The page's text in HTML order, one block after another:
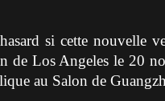
si cette nouvelle
de Los Angeles le 20
au Salon de